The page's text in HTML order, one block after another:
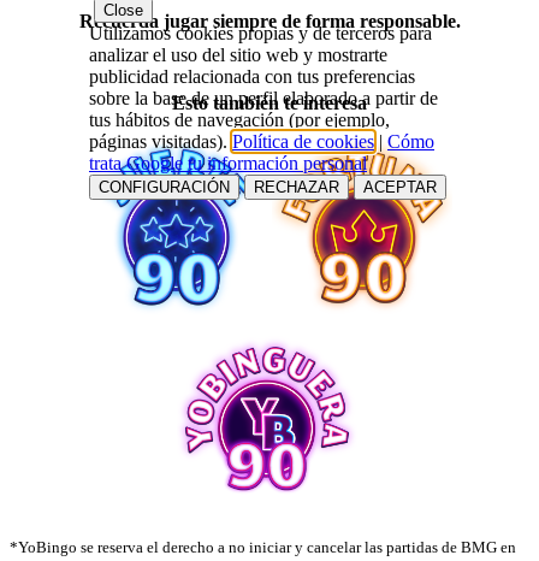
Recuerda jugar siempre de forma responsable.
Esto también te interesa
*YoBingo se reserva el derecho a no iniciar y cancelar las partidas de BMG en
Close
Utilizamos cookies propias y de terceros para
analizar el uso del sitio web y mostrarte
publicidad relacionada con tus preferencias
sobre la base de un perfil elaborado a partir de
tus hábitos de navegación (por ejemplo,
páginas visitadas). Política de cookies|Cómo
trata Google tu información personal
CONFIGURACIÓN RECHAZAR ACEPTAR